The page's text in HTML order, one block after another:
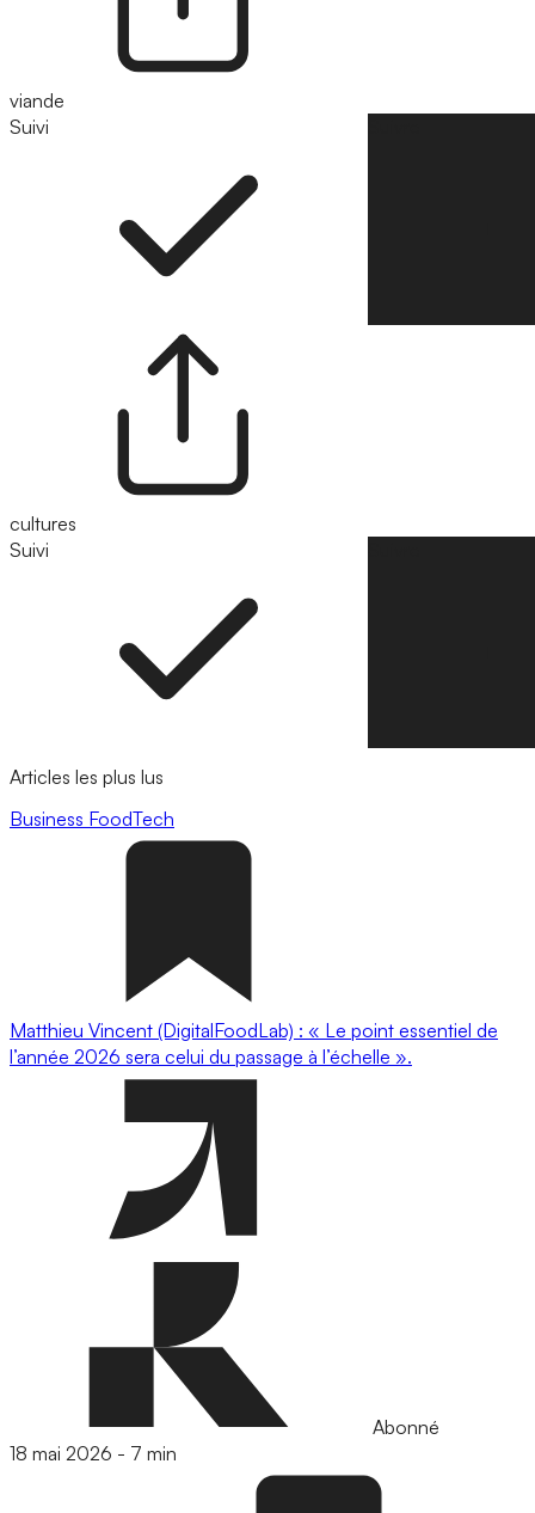
viande
Suivi
cultures
Suivi
Articles les plus lus
Business FoodTech
Matthieu Vincent (DigitalFoodLab) : « Le point essentiel de
l’année 2026 sera celui du passage à l’échelle ».
Abonné
18 mai 2026 - 7 min